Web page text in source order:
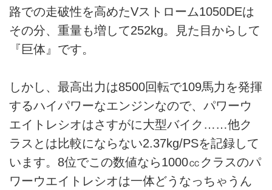
路での走破性を高めたVストローム1050DEは
その分、重量も増して252kg。見た目からして
『巨体』です。
しかし、最高出力は8500回転で109馬力を発揮
するハイパワーなエンジンなので、パワーウ
エイトレシオはさすがに大型バイク……他ク
ラスとは比較にならない2.37kg/PSを記録して
います。8位でこの数値なら1000㏄クラスのパ
ワーウエイトレシオは一体どうなっちゃうん